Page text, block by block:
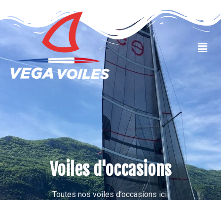
VOILES OCCASIONS
Voiles d'occasions
Toutes nos voiles d’occasions ici